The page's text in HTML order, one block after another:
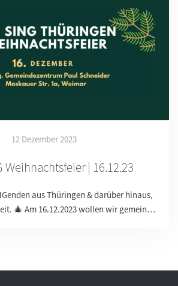
12 Dezember 2023
Weihnachtsfeier | 16.12.23
aus Thüringen & darüber hinaus,
🎄 Am 16.12.2023 wollen wir gemein…